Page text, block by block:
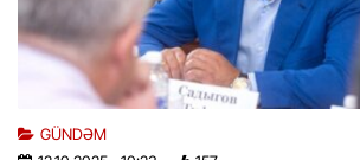
GÜNDƏM